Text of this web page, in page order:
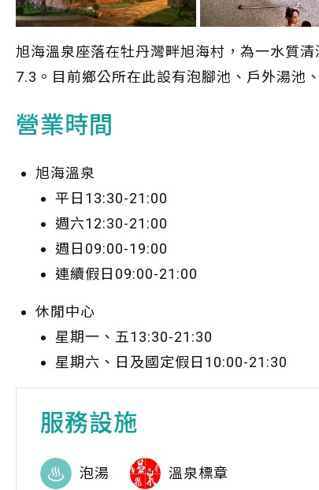
旭海溫泉座落在牡丹灣畔旭海村，為一水質
7.3。目前鄉公所在此設有泡腳池、戶外湯池
營業時間
旭海溫泉
平日13:30-21:00
週六12:30-21:00
​週日09:00-19:00
連續假日09:00-21:00
休閒中心
星期一、五13:30-21:30
星期六、日及國定假日10:00-21:30
服務設施
泡湯 溫泉標章